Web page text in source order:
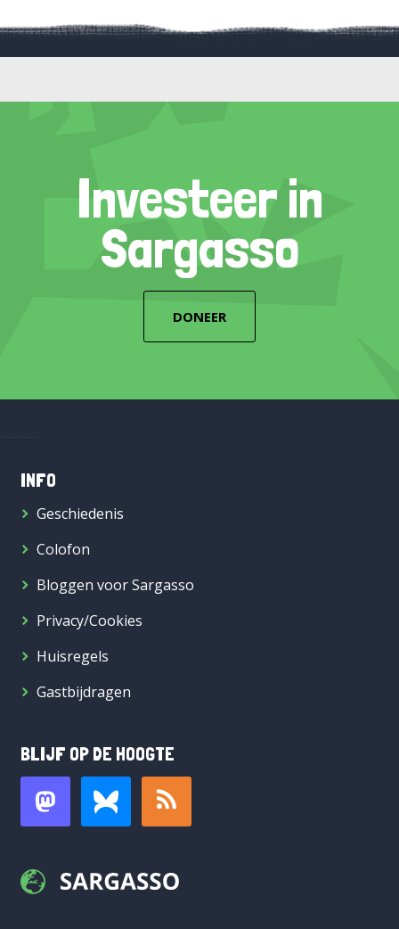
Investeer in
Sargasso
DONEER
INFO
Geschiedenis
Colofon
Bloggen voor Sargasso
Privacy/Cookies
Huisregels
Gastbijdragen
BLIJF OP DE HOOGTE